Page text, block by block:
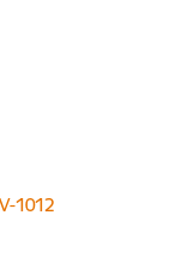
1012